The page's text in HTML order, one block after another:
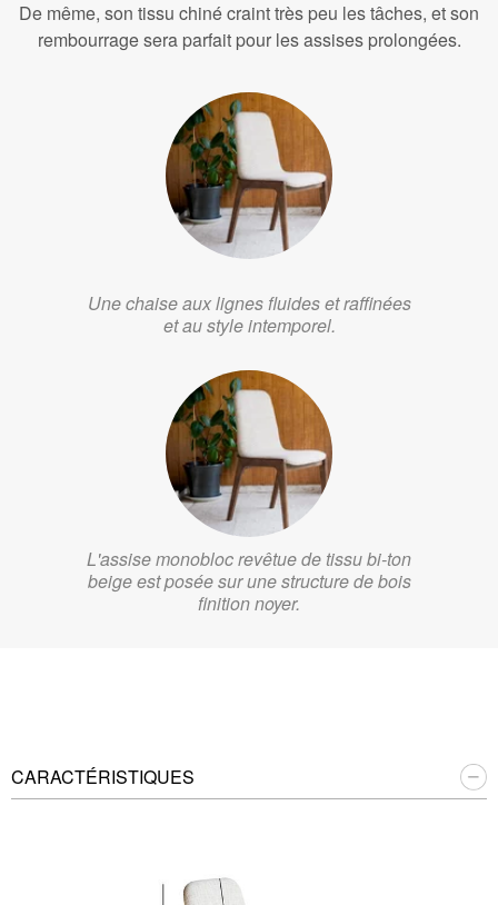
De même, son tissu chiné craint très peu les tâches, et son
rembourrage sera parfait pour les assises prolongées.
Une chaise aux lignes fluides et raffinées
et au style intemporel.
L'assise monobloc revêtue de tissu bi-ton
beige est posée sur une structure de bois
finition noyer.
CARACTÉRISTIQUES